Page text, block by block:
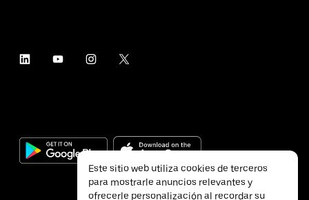
Este sitio web utiliza cookies de terceros
para mostrarle anuncios relevantes y
ofrecerle personalización al recordar su